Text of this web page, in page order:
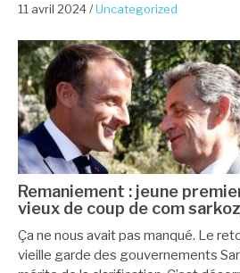
11 avril 2024/Uncategorized
Remaniement : jeune
vieux de coup de com
Ça ne nous avait pas manqué. Le
vieille garde des gouvernements